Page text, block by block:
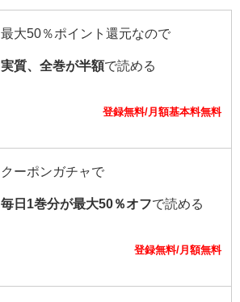
最大50％ポイント還元なので
実質、全巻が半額で読める
登録無料/月額基本料無料
クーポンガチャで
毎日1巻分が最大50％オフで読める
登録無料/月額無料